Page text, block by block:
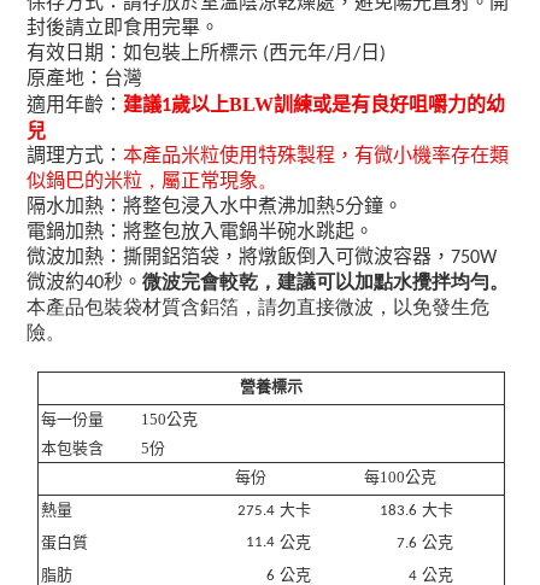
封後請立即食用完畢。
有效日期：如包裝上所標示 (西元年/月 / 日 )
原產地：台灣
適用年齡： 建議1歲以上BLW訓練或是有良好咀嚼力的幼
兒
調理方式： 本產品米粒使用特殊製程 ，有微小機率存在類
似鍋巴的米粒 ， 屬正常現象 。
隔水加熱：將整包浸入水中煮沸加熱5分鐘。
電鍋加熱：將整包放入電鍋半碗水跳起。
微波加熱：撕開鋁箔袋，將燉飯倒入可微波容器， 750W
微波約40秒。 微波完會較乾 ，建議可以加點水攪拌均勻。
本產品包裝袋材質含鋁箔，請勿直接微波，以免發生危
險。
營養標示
每一份量
150公克
本包裝含
5份
每份
每100公克
熱量
275.4 大卡 183.6 大卡
蛋白質
11.4 公克 7.6 公克
脂肪
6 公克 4 公克